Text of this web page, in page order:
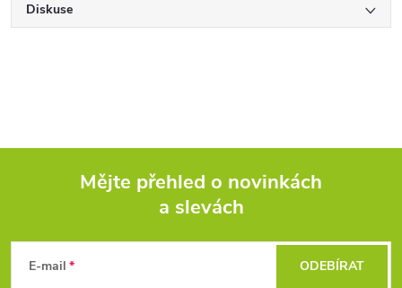
Diskuse
Mějte přehled o novinkách
a slevách
E-mail ODEBÍRAT